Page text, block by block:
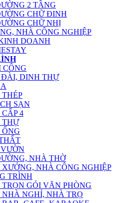
2 TẦNG
CHỮ ĐINH
CHỮ NHỊ
NHÀ CÔNG NGHIỆP
DOANH
CÔNG
DINH THỰ
SẠN
4
THỰ
NHÀ THỜ
NHÀ CÔNG NGHIỆP
TRÌNH
GÓI VĂN PHÒNG
NHÀ NGHỈ, NHÀ TRỌ